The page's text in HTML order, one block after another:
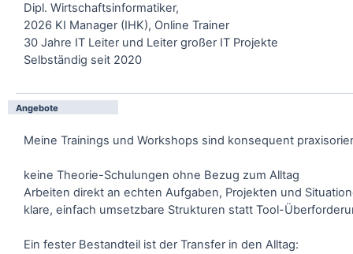
Dipl. Wirtschaftsinformatiker,
2026 KI Manager (IHK), Online Trainer
30 Jahre IT Leiter und Leiter großer IT Projekte
Selbständig seit 2020
Angebote
Meine Trainings und Workshops sind konsequent
keine Theorie-Schulungen ohne Bezug zum Alltag
Arbeiten direkt an echten Aufgaben, Projekten und
klare, einfach umsetzbare Strukturen statt Tool-
Ein fester Bestandteil ist der Transfer in den Alltag: